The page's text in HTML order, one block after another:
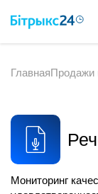
ИНТЕГРАЦИИ
ГлавнаяПродажи
Мониторинг